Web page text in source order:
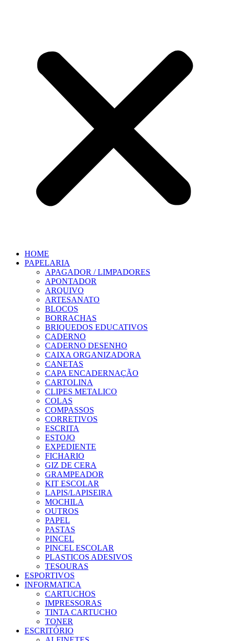
HOME
PAPELARIA
APAGADOR / LIMPADORES
APONTADOR
ARQUIVO
ARTESANATO
BLOCOS
BORRACHAS
BRIQUEDOS EDUCATIVOS
CADERNO
CADERNO DESENHO
CAIXA ORGANIZADORA
CANETAS
CAPA ENCADERNAÇÃO
CARTOLINA
CLIPES METALICO
COLAS
COMPASSOS
CORRETIVOS
ESCRITA
ESTOJO
EXPEDIENTE
FICHARIO
GIZ DE CERA
GRAMPEADOR
KIT ESCOLAR
LAPIS/LAPISEIRA
MOCHILA
OUTROS
PAPEL
PASTAS
PINCEL
PINCEL ESCOLAR
PLASTICOS ADESIVOS
TESOURAS
ESPORTIVOS
INFORMATICA
CARTUCHOS
IMPRESSORAS
TINTA CARTUCHO
TONER
ESCRITÓRIO